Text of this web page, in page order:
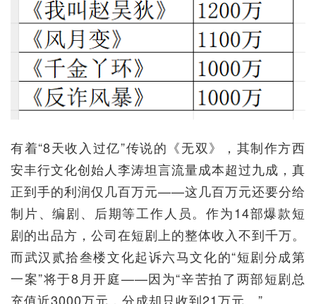
有着“8天收入过亿”传说的《无双》，其制作方西
安丰行文化创始人李涛坦言流量成本超过九成，真
正到手的利润仅几百万元——这几百万元还要分给
制片、编剧、后期等工作人员。作为14部爆款短
剧的出品方，公司在短剧上的整体收入不到千万。
而武汉贰拾叁楼文化起诉六马文化的“短剧分成第
一案”将于8月开庭——因为“辛苦拍了两部短剧总
充值近3000万元，分成却只收到21万元。”